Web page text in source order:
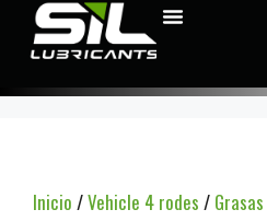
Inicio /Vehicle 4 rodes / Grasas